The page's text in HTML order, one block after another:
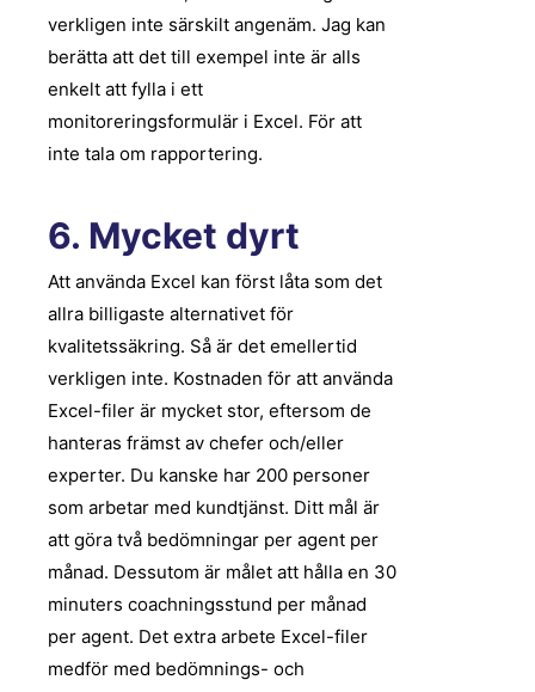
verkligen inte särskilt angenäm. Jag kan
berätta att det till exempel inte är alls
enkelt att fylla i ett
monitoreringsformulär i Excel. För att
inte tala om rapportering.
6. Mycket dyrt
Att använda Excel kan först låta som det
allra billigaste alternativet för
kvalitetssäkring. Så är det emellertid
verkligen inte. Kostnaden för att använda
Excel-filer är mycket stor, eftersom de
hanteras främst av chefer och/eller
experter. Du kanske har 200 personer
som arbetar med kundtjänst. Ditt mål är
att göra två bedömningar per agent per
månad. Dessutom är målet att hålla en 30
minuters coachningsstund per månad
per agent. Det extra arbete Excel-filer
medför med bedömnings- och